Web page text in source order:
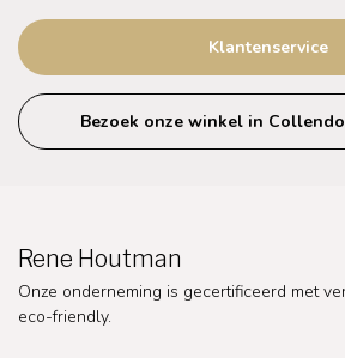
Klantenservice
Bezoek onze winkel in
Rene Houtman
Onze onderneming is gecertificeerd met
eco-friendly.